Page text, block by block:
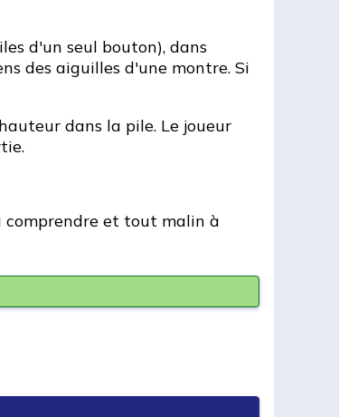
d'un seul bouton), dans
des aiguilles d'une montre. Si
dans la pile. Le joueur
et tout malin à